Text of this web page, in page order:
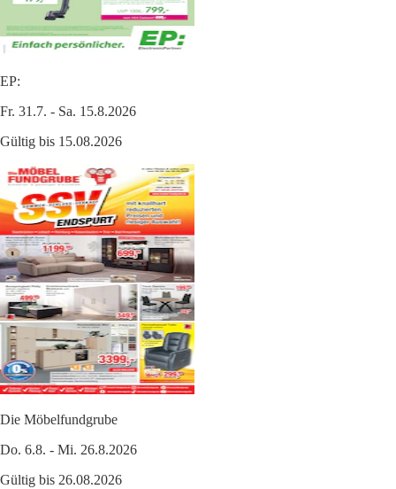
EP:
Fr. 31.7. - Sa. 15.8.2026
Gültig bis 15.08.2026
Die Möbelfundgrube
Do. 6.8. - Mi. 26.8.2026
Gültig bis 26.08.2026